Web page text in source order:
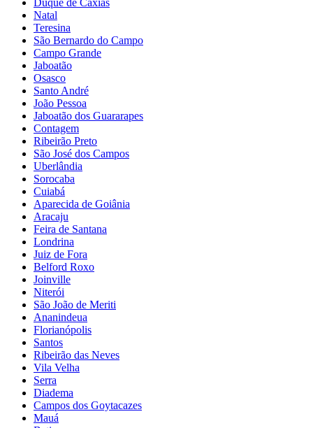
Duque de Caxias
Natal
Teresina
São Bernardo do Campo
Campo Grande
Jaboatão
Osasco
Santo André
João Pessoa
Jaboatão dos Guararapes
Contagem
Ribeirão Preto
São José dos Campos
Uberlândia
Sorocaba
Cuiabá
Aparecida de Goiânia
Aracaju
Feira de Santana
Londrina
Juiz de Fora
Belford Roxo
Joinville
Niterói
São João de Meriti
Ananindeua
Florianópolis
Santos
Ribeirão das Neves
Vila Velha
Serra
Diadema
Campos dos Goytacazes
Mauá